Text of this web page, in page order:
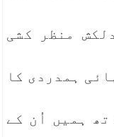
منظر کشی
ہمدردی کا
ہمیں اُن کے